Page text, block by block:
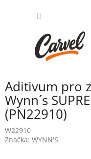
Aditivum pro
Wynn´s
(PN22910)
W22910
Značka: WYNN'S